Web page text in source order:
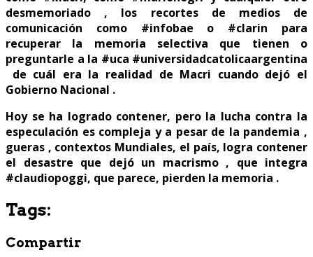
desmemoriado , los recortes de medios de
comunicación como #infobae o #clarin para
recuperar la memoria selectiva que tienen o
preguntarle a la #uca #universidadcatolicaargentina
de cuál era la realidad de Macri cuando dejó el
Gobierno Nacional .
Hoy se ha logrado contener, pero la lucha contra la
especulación es compleja y a pesar de la pandemia ,
gueras , contextos Mundiales, el país, logra contener
el desastre que dejó un macrismo , que integra
#claudiopoggi, que parece, pierden la memoria .
Tags:
Compartir